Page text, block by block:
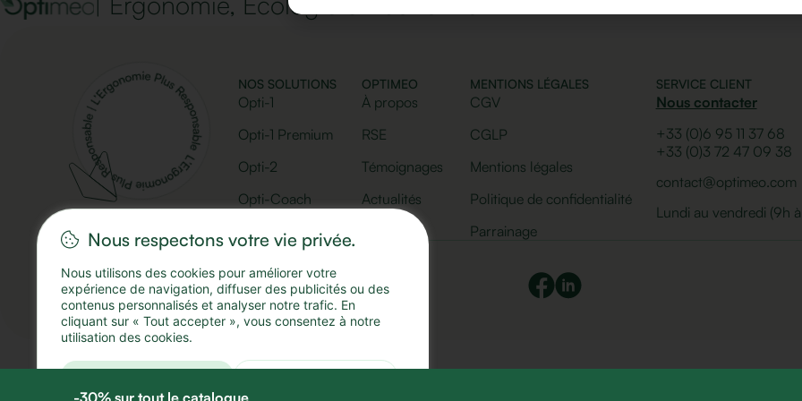
Nous respectons votre vie privée.
Nous utilisons des cookies pour améliorer votre
expérience de navigation, diffuser des publicités ou des
contenus personnalisés et analyser notre trafic. En
cliquant sur « Tout accepter », vous consentez à notre
utilisation des cookies.
NOS SOLUTIONS
Opti-1
Opti-1 Premium
Opti-2
Opti-Coach
OPTIMEO
À propos
RSE
Témoignages
Actualités
MENTIONS LÉGALES
CGV
CGLP
Mentions légales
Politique de confidentialité
Parrainage
SERVICE CLIENT
Nous contacter
+33 (0)6 95 11 37 68
+33 (0)3 72 47 09 38
contact@optimeo.com
Lundi au vendredi (9h
© 2025 Optimeo
-30% sur tout le catalogue